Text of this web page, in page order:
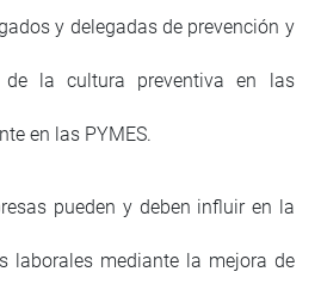
y delegadas de prevención y
de la cultura preventiva en las
en las PYMES.
pueden y deben influir en la
laborales mediante la mejora de